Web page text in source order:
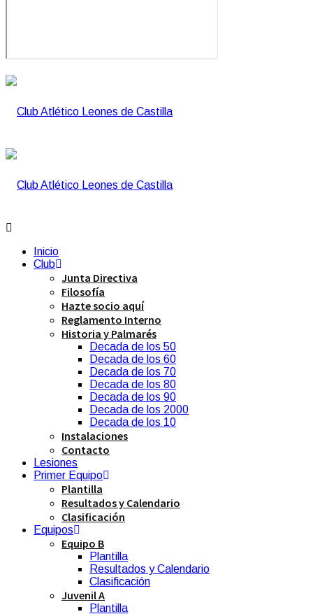
Inicio
Club
Junta Directiva
Filosofía
Hazte socio aquí
Reglamento Interno
Historia y Palmarés
Decada de los 50
Decada de los 60
Decada de los 70
Decada de los 80
Decada de los 90
Decada de los 2000
Decada de los 10
Instalaciones
Contacto
Lesiones
Primer Equipo
Plantilla
Resultados y Calendario
Clasificación
Equipos
Equipo B
Plantilla
Resultados y Calendario
Clasificación
Juvenil A
Plantilla